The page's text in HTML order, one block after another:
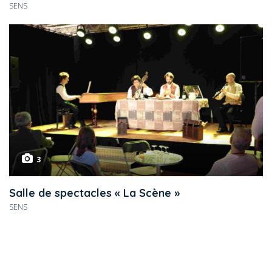
SENS
3
Salle de spectacles « La Scène »
SENS